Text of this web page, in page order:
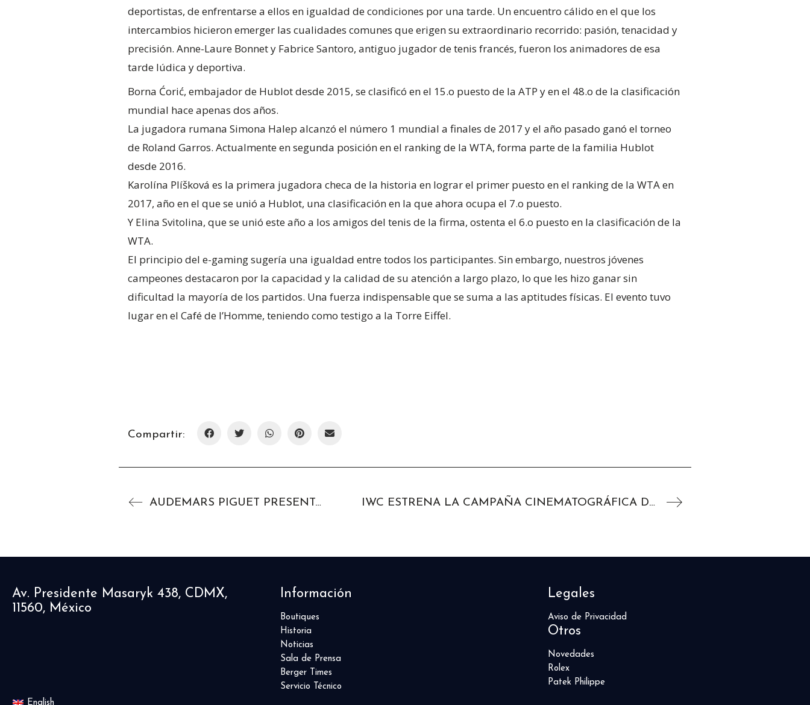
deportistas, de enfrentarse a ellos en igualdad de condiciones por una tarde. Un encuentro cálido en el que los
intercambios hicieron emerger las cualidades comunes que erigen su extraordinario recorrido: pasión, tenacidad y
precisión. Anne-Laure Bonnet y Fabrice Santoro, antiguo jugador de tenis francés, fueron los animadores de esa
tarde lúdica y deportiva.
Borna Ćorić, embajador de Hublot desde 2015, se clasificó en el 15.o puesto de la ATP y en el 48.o de la clasificación
mundial hace apenas dos años.
La jugadora rumana Simona Halep alcanzó el número 1 mundial a finales de 2017 y el año pasado ganó el torneo
de Roland Garros. Actualmente en segunda posición en el ranking de la WTA, forma parte de la familia Hublot
desde 2016.
Karolína Plíšková es la primera jugadora checa de la historia en lograr el primer puesto en el ranking de la WTA en
2017, año en el que se unió a Hublot, una clasificación en la que ahora ocupa el 7.o puesto.
Y Elina Svitolina, que se unió este año a los amigos del tenis de la firma, ostenta el 6.o puesto en la clasificación de la
WTA.
El principio del e-gaming sugería una igualdad entre todos los participantes. Sin embargo, nuestros jóvenes
campeones destacaron por la capacidad y la calidad de su atención a largo plazo, lo que les hizo ganar sin
dificultad la mayoría de los partidos. Una fuerza indispensable que se suma a las aptitudes físicas. El evento tuvo
lugar en el Café de l’Homme, teniendo como testigo a la Torre Eiffel.
Compartir:
AUDEMARS PIGUET PRESENTA CODE 11.59 BY AUDEMARS PIGUET EN CIUDAD DE MÉXICO IWC ESTRENA LA CAMPAÑA CINEMATOGRÁFICA DE LOS NUEVOS RELOJES DE AVIADOR CON EL EMBAJADOR DE LA MARCA LEWIS HAMILTON
Av. Presidente Masaryk 438, CDMX,
11560, México
Información
Boutiques
Historia
Noticias
Sala de Prensa
Berger Times
Servicio Técnico
Legales
Aviso de Privacidad
Otros
Novedades
Rolex
Patek Philippe
English